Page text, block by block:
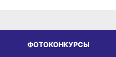
ФОТОКОНКУРСЫ